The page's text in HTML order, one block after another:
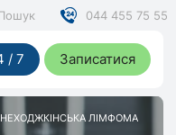
044 455 75 55
/ 7 Записатися
ЛІМФОМА